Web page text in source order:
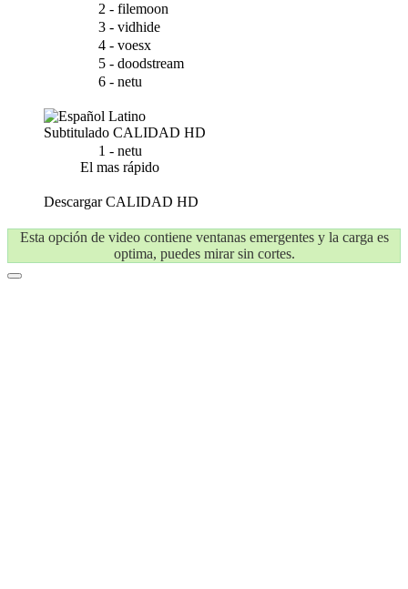
2 - filemoon
3 - vidhide
4 - voesx
5 - doodstream
6 - netu
Subtitulado CALIDAD HD
1 - netu
El mas rápido
DescargarCALIDAD HD
Esta opción de video contiene ventanas emergentes y la carga es
optima, puedes mirar sin cortes.